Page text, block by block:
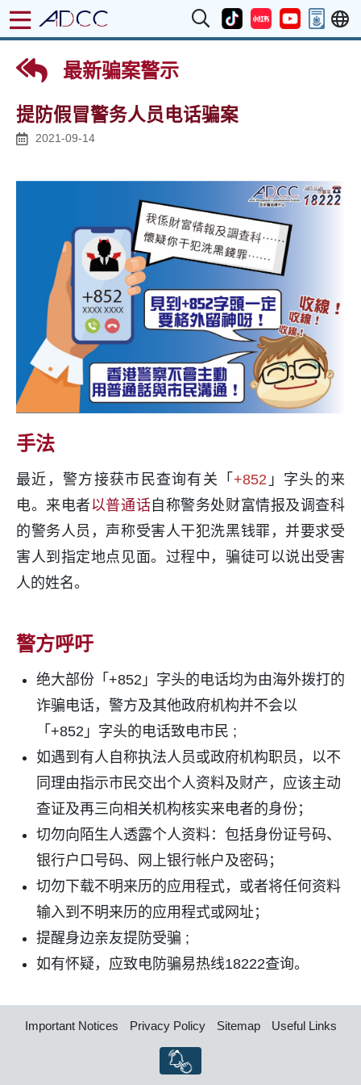
最新骗案警示
提防假冒警务人员电话骗案
2021-09-14
手法
最近，警方接获市民查询有关「+852 」字头的来
电。来电者 以普通话 自称警务处财富情报及调查科
的警务人员，声称受害人干犯洗黑钱罪，并要求受
害人到指定地点见面。过程中，骗徒可以说出受害
人的姓名。
警方呼吁
绝大部份「+852」字头的电话均为由海外拨打的
诈骗电话，警方及其他政府机构并不会以
「+852」字头的电话致电市民 ;
如遇到有人自称执法人员或政府机构职员，以不
同理由指示市民交出个人资料及财产，应该主动
查证及再三向相关机构核实来电者的身份；
切勿向陌生人透露个人资料：包括身份证号码、
银行户口号码、网上银行帐户及密码；
切勿下载不明来历的应用程式，或者将任何资料
输入到不明来历的应用程式或网址；
提醒身边亲友提防受骗 ;
如有怀疑，应致电防骗易热线18222查询。
Important Notices Privacy Policy Sitemap Useful Links